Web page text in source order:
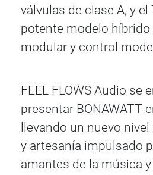
válvulas de clase A, y el
potente modelo híbrido
modular y control
FEEL FLOWS Audio se
presentar BONAWATT
llevando un nuevo
y artesanía impulsado
amantes de la música